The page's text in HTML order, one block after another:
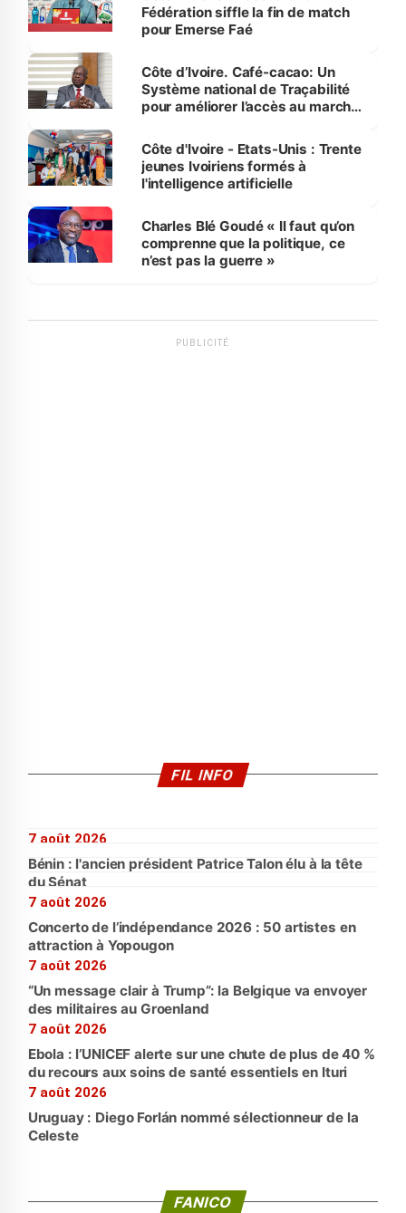
Fédération siffle la fin de match
pour Emerse Faé
Côte d’Ivoire. Café-cacao: Un
Système national de Traçabilité
pour améliorer l’accès au marché
Côte d'Ivoire - Etats-Unis : Trente
jeunes Ivoiriens formés à
l'intelligence artificielle
Charles Blé Goudé « Il faut qu’on
comprenne que la politique, ce
n’est pas la guerre »
PUBLICITÉ
FIL INFO
7 août 2026
Bénin : l'ancien président Patrice Talon élu à la tête
du Sénat
7 août 2026
Concerto de l’indépendance 2026 : 50 artistes en
attraction à Yopougon
7 août 2026
“Un message clair à Trump”: la Belgique va envoyer
des militaires au Groenland
7 août 2026
Ebola : l’UNICEF alerte sur une chute de plus de 40 %
du recours aux soins de santé essentiels en Ituri
7 août 2026
Uruguay : Diego Forlán nommé sélectionneur de la
Celeste
FANICO